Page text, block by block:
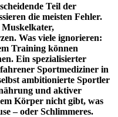
Teil der
die meisten Fehler.
Was viele ignorieren:
Training können
Ein spezialisierter
Sportmediziner in
ambitionierte Sportler
und aktiver
Körper nicht gibt, was
– oder Schlimmeres.